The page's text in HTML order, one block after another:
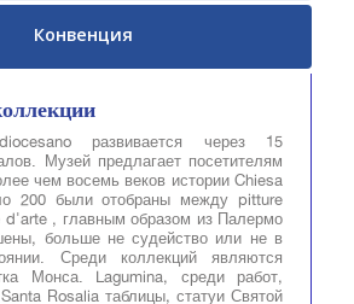
Конвенция
развивается через 15
Музей предлагает посетителям
чем восемь веков истории Chiesa
200 были отобраны между pitture
d'arte , главным образом из Палермо
больше не судейство или не в
Среди коллекций являются
Монса. Lagumina, среди работ,
Rosalia таблицы, статуи Святой